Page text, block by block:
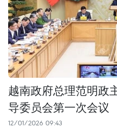
越南政府总理范明政
导委员会第一次会议
12/01/2026 09:43